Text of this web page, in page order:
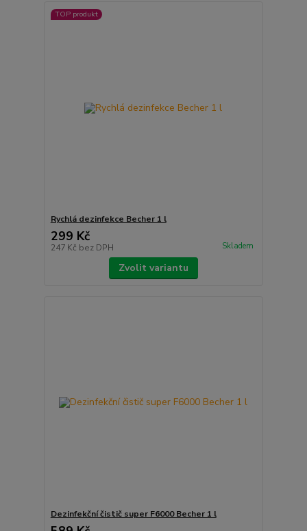
TOP produkt
Rychlá dezinfekce Becher 1 l
299 Kč
247 Kč bez DPH Skladem
Zvolit variantu
Dezinfekční čistič super F6000 Becher 1 l